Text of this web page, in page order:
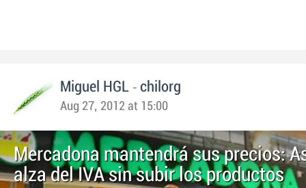
Miguel HGL - chilorg
Aug 27, 2012 at 15:00
Mercadona mantendrá sus precios:
alza del IVA sin subir los productos